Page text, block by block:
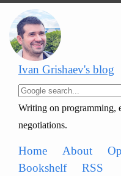
Ivan Grishaev's blog
Writing on programming,
negotiations.
Home About
Bookshelf
RSS